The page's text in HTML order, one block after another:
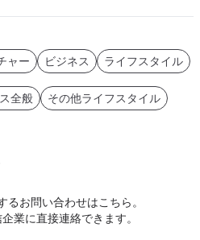
ャー ビジネス ライフスタイル
全般 その他ライフスタイル
るお問い合わせはこちら。
業に直接連絡できます。